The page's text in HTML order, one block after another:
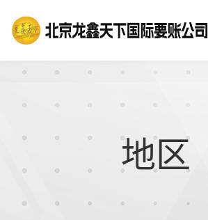
地区